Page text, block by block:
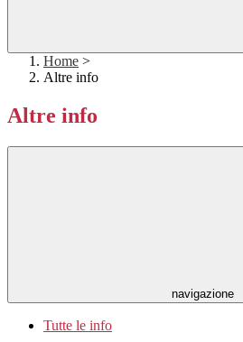
Home >
Altre info
Altre info
navigazione
Tutte le info